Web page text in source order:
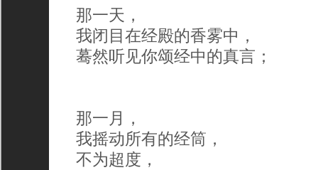
那一天，
我闭目在经殿的香雾中，
蓦然听见你颂经中的真言；
那一月，
我摇动所有的经筒，
不为超度，